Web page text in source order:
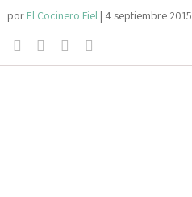
por El Cocinero Fiel | 4 septiembre 2015